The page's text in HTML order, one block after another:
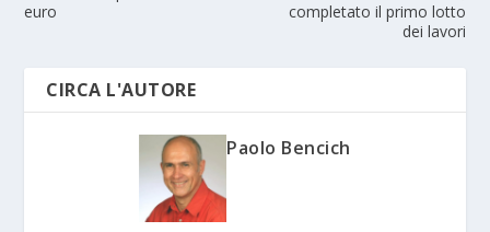
euro
completato il primo lotto
dei lavori
CIRCA L'AUTORE
Paolo Bencich